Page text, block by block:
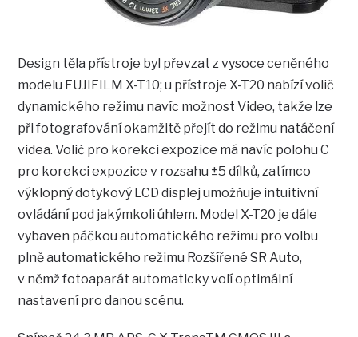
Design těla přístroje byl převzat z vysoce ceněného
modelu FUJIFILM X-T10; u přístroje X-T20 nabízí volič
dynamického režimu navíc možnost Video, takže lze
při fotografování okamžitě přejít do režimu natáčení
videa. Volič pro korekci expozice má navíc polohu C
pro korekci expozice v rozsahu ±5 dílků, zatímco
výklopný dotykový LCD displej umožňuje intuitivní
ovládání pod jakýmkoli úhlem. Model X-T20 je dále
vybaven páčkou automatického režimu pro volbu
plně automatického režimu Rozšířené SR Auto,
v němž fotoaparát automaticky volí optimální
nastavení pro danou scénu.